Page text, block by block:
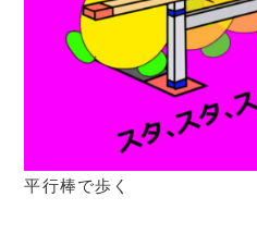
平行棒で歩く